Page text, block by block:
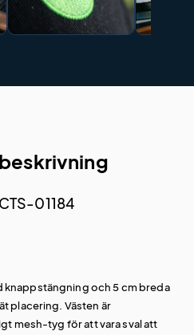
01184
knappstängning och 5 cm breda
placering. Västen är
mesh-tyg för att vara sval att